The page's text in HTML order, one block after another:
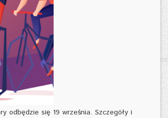
odbędzie się 19 września. Szczegóły i